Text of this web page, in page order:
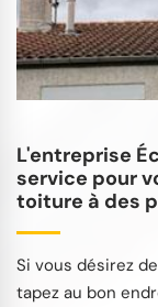
L'entreprise
service pour
toiture à des
Si vous désirez
tapez au bon